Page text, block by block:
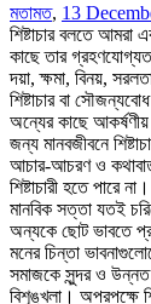
মতামত, 13
শিষ্টাচার বলতে আমরা
কাছে তার
দয়া, ক্ষমা, বিনয়,
শিষ্টাচার বা
অন্যের কাছে আকর্ষণীয়
জন্য মানবজীবনে
আচার-আচরণ ও
শিষ্টাচারী হতে পারে
মানবিক সত্তা যতই
অন্যকে ছােট ভাবতে
মনের চিন্তা
সমাজকে সুন্দর ও উন্নত
বিশৃঙ্খলা। অপরপক্ষে